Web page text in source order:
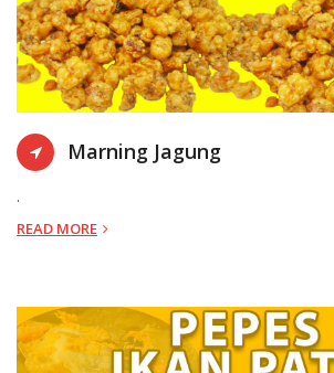
KOTA SEMARANG 28-12-2021 13:
Marning Jagung
.
READ MORE